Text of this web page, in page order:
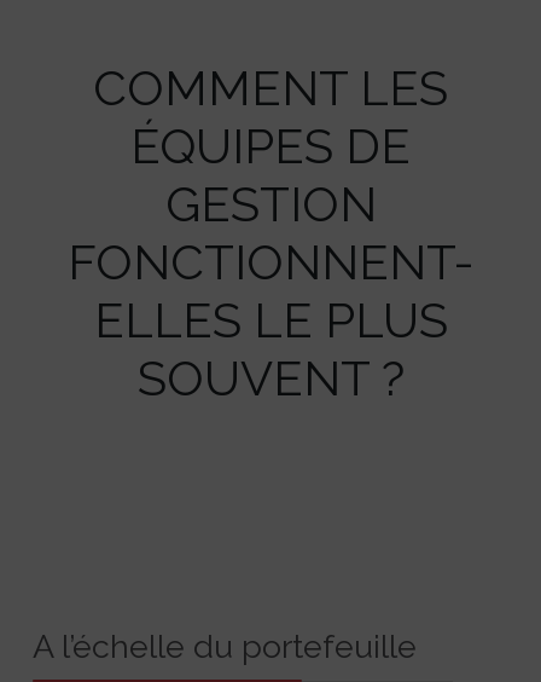
COMMENT LES
ÉQUIPES DE
GESTION
FONCTIONNENT-
ELLES LE PLUS
SOUVENT ?
A l’échelle du portefeuille